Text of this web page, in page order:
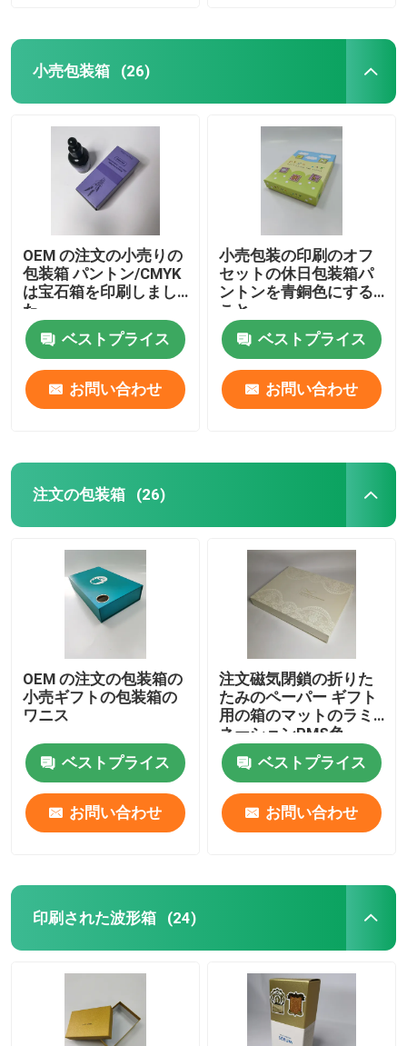
小売包装箱 (26)
OEM の注文の小売りの
包装箱 パントン/CMYK
は宝石箱を印刷しまし
た
ベストプライス
お問い合わせ
小売包装の印刷のオフ
セットの休日包装箱パ
ントンを青銅色にする
こと
ベストプライス
お問い合わせ
注文の包装箱 (26)
OEM の注文の包装箱の
小売ギフトの包装箱の
ワニス
ベストプライス
お問い合わせ
注文磁気閉鎖の折りた
たみのペーパー ギフト
用の箱のマットのラミ
ネーションPMS色
ベストプライス
お問い合わせ
印刷された波形箱 (24)